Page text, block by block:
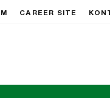
CAREER SITE